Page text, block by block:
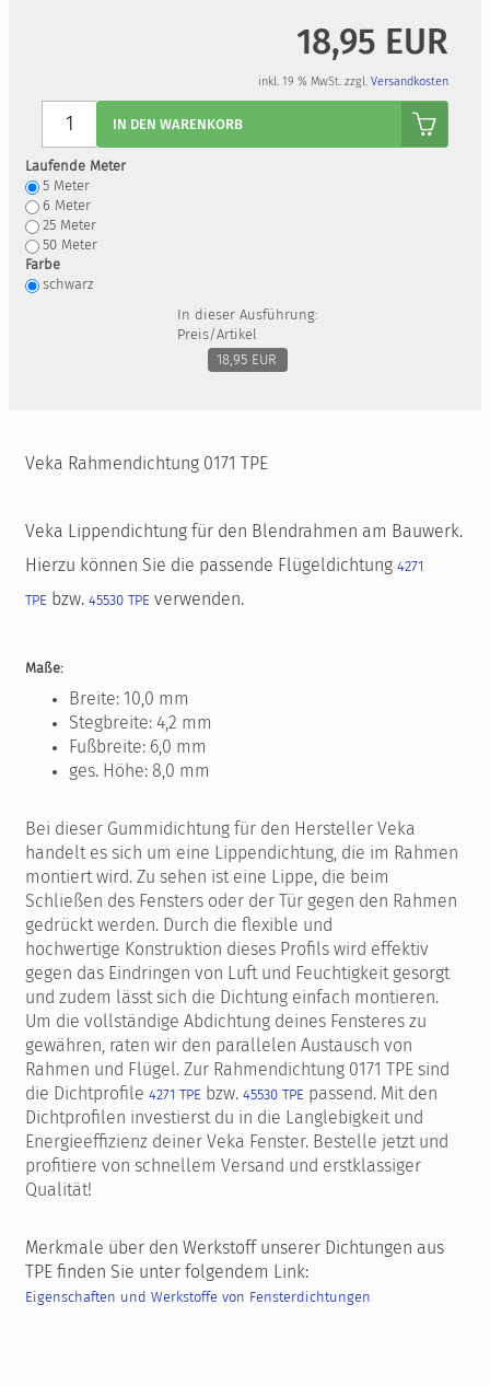
18,95 EUR
inkl. 19 % MwSt. zzgl. Versandkosten
IN DEN WARENKORB
Laufende Meter
5 Meter
6 Meter
25 Meter
50 Meter
Farbe
schwarz
In dieser Ausführung:
Preis/Artikel
18,95 EUR
Veka Rahmendichtung 0171 TPE
Veka Lippendichtung für den Blendrahmen am Bauwerk.
Hierzu können Sie die passende Flügeldichtung 4271
TPE bzw. 45530 TPE verwenden.
Maße:
Breite: 10,0 mm
Stegbreite: 4,2 mm
Fußbreite: 6,0 mm
ges. Höhe: 8,0 mm
Bei dieser Gummidichtung für den Hersteller Veka
handelt es sich um eine Lippendichtung, die im Rahmen
montiert wird. Zu sehen ist eine Lippe, die beim
Schließen des Fensters oder der Tür gegen den Rahmen
gedrückt werden. Durch die flexible und
hochwertige Konstruktion dieses Profils wird effektiv
gegen das Eindringen von Luft und Feuchtigkeit gesorgt
und zudem lässt sich die Dichtung einfach montieren.
Um die vollständige Abdichtung deines Fensteres zu
gewähren, raten wir den parallelen Austausch von
Rahmen und Flügel. Zur Rahmendichtung 0171 TPE sind
die Dichtprofile 4271 TPE bzw. 45530 TPE passend. Mit den
Dichtprofilen investierst du in die Langlebigkeit und
Energieeffizienz deiner Veka Fenster. Bestelle jetzt und
profitiere von schnellem Versand und erstklassiger
Qualität!
Merkmale über den Werkstoff unserer Dichtungen aus
TPE finden Sie unter folgendem Link:
Eigenschaften und Werkstoffe von Fensterdichtungen